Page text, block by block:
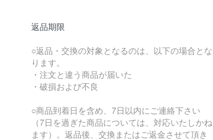
返品期限
○返品・交換の対象となるのは、以下の場合とな
ります。
・注文と違う商品が届いた
・破損および不良
○商品到着日を含め、7日以内にご連絡下さい
（7日を過ぎた商品については、対応いたしかね
ます）。返品後、交換またはご返金させて頂き